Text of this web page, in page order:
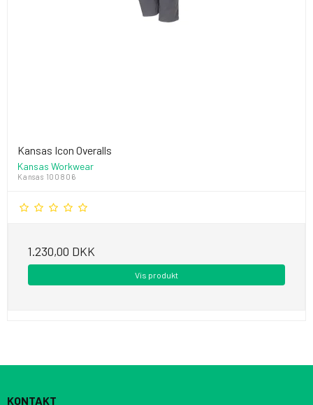
Kansas Icon Overalls
Kansas Workwear
Kansas 100806
1.230,00 DKK
Vis produkt
KONTAKT